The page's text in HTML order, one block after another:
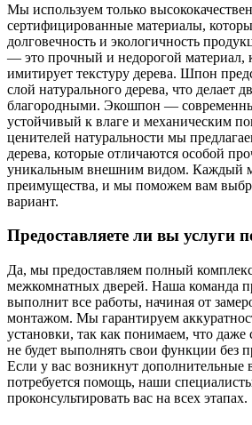
Мы используем только
сертифицированные материалы,
долговечность и экологичность
— это прочный и недорогой материал,
имитирует текстуру дерева. Шпон
слой натурального дерева, что делает
благородными. Экошпон —
устойчивый к влаге и механическим
ценителей натуральности мы
дерева, которые отличаются особой
уникальным внешним видом. Каждый
преимущества, и мы поможем вам
вариант.
Предоставляете ли вы услуги
Да, мы предоставляем полный
межкомнатных дверей. Наша команда
выполнит все работы, начиная от
монтажом. Мы гарантируем
установки, так как понимаем, что даже
не будет выполнять свои функции без
Если у вас возникнут дополнительные
потребуется помощь, наши
проконсультировать вас на всех этапах.